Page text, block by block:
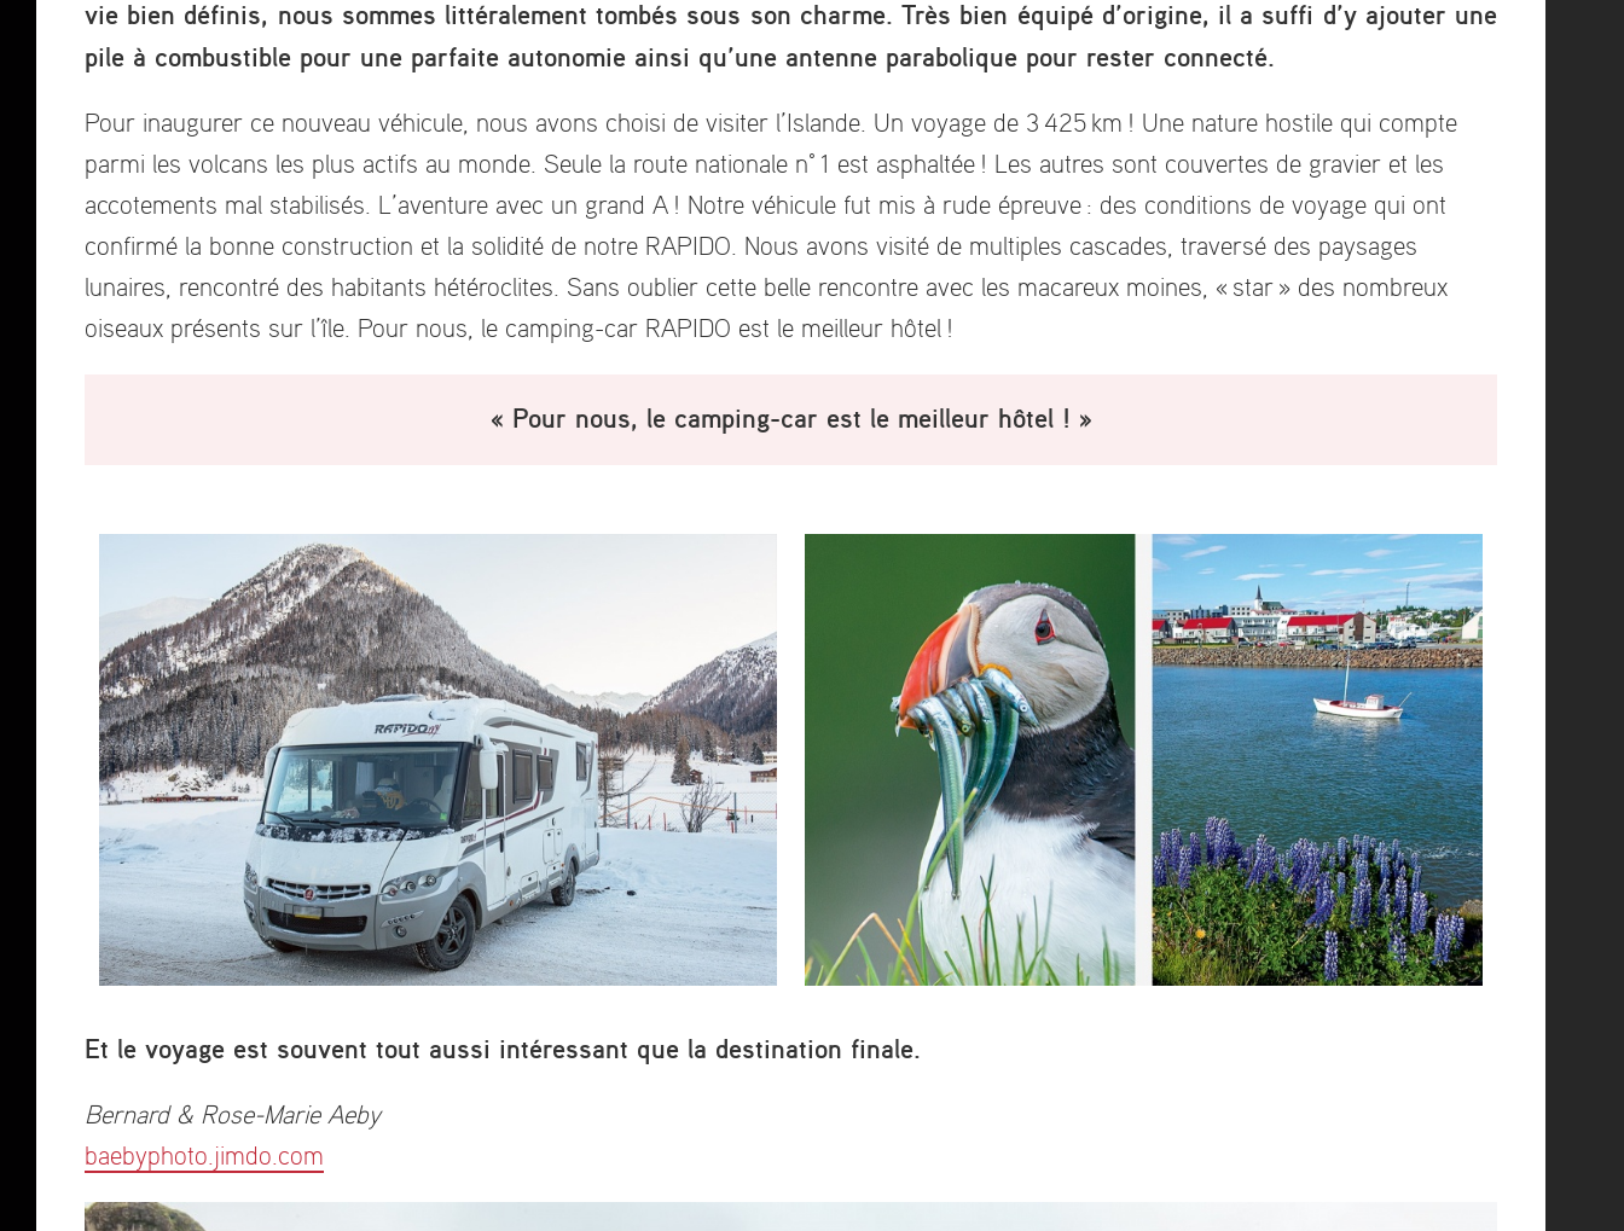
vie bien définis, nous sommes littéralement tombés sous son charme. Très bien équipé d’origine, il a suffi d’y ajouter une
pile à combustible pour une parfaite autonomie ainsi qu’une antenne parabolique pour rester connecté.
Pour inaugurer ce nouveau véhicule, nous avons choisi de visiter l’Islande. Un voyage de 3 425 km ! Une nature hostile qui compte
parmi les volcans les plus actifs au monde. Seule la route nationale n° 1 est asphaltée ! Les autres sont couvertes de gravier et les
accotements mal stabilisés. L’aventure avec un grand A ! Notre véhicule fut mis à rude épreuve : des conditions de voyage qui ont
confirmé la bonne construction et la solidité de notre RAPIDO. Nous avons visité de multiples cascades, traversé des paysages
lunaires, rencontré des habitants hétéroclites. Sans oublier cette belle rencontre avec les macareux moines, « star » des nombreux
oiseaux présents sur l’île. Pour nous, le camping-car RAPIDO est le meilleur hôtel !
« Pour nous, le camping-car est le meilleur hôtel ! »
Et le voyage est souvent tout aussi intéressant que la destination finale.
Bernard & Rose-Marie Aeby
baebyphoto.jimdo.com